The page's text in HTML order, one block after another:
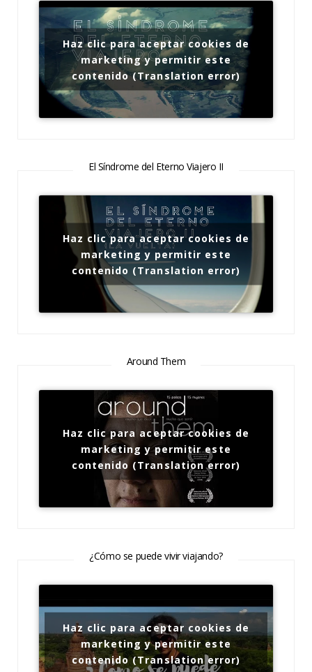
Haz clic para aceptar cookies de
marketing y permitir este
contenido (Translation error)
El Síndrome del Eterno Viajero II
Haz clic para aceptar cookies de
marketing y permitir este
contenido (Translation error)
Around Them
Haz clic para aceptar cookies de
marketing y permitir este
contenido (Translation error)
¿Cómo se puede vivir viajando?
Haz clic para aceptar cookies de
marketing y permitir este
contenido (Translation error)